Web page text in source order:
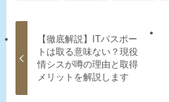
【徹底解説】ITパスポー
トは取る意味ない？現役
情シスが噂の理由と取得
メリットを解説します